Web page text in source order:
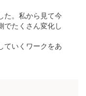
た。私から見て今
でたくさん変化し
ていくワークをあ